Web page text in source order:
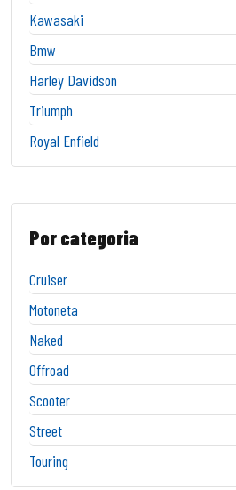
Kawasaki
Bmw
Harley Davidson
Triumph
Royal Enfield
Por categoria
Cruiser
Motoneta
Naked
Offroad
Scooter
Street
Touring